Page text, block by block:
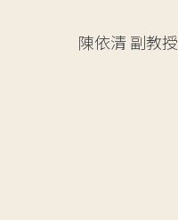
陳依清副教授